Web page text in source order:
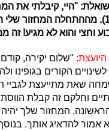
אני 12.9). מההתחלה המחזור
וחצי והוא לא מגיע!
"שלום יקירה,
הקורים בגופינו
שאת מתייעצת לגביי
וחלקם זה קבלת
המחזור שלך
אמור להדאיג אותך.